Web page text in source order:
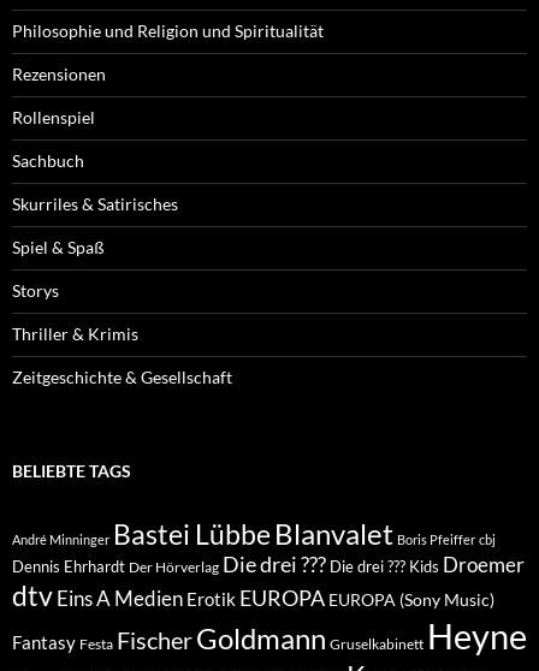
Philosophie und Religion und Spiritualität
Rezensionen
Rollenspiel
Sachbuch
Skurriles & Satirisches
Spiel & Spaß
Storys
Thriller & Krimis
Zeitgeschichte & Gesellschaft
BELIEBTE TAGS
André Minninger Bastei Lübbe Blanvalet Boris Pfeiffer cbj
Dennis Ehrhardt Der Hörverlag Die drei ??? Die drei ??? Kids Droemer
dtvEins A Medien Erotik EUROPA EUROPA (Sony Music)
Fantasy Festa FischerGoldmann Gruselkabinett Heyne